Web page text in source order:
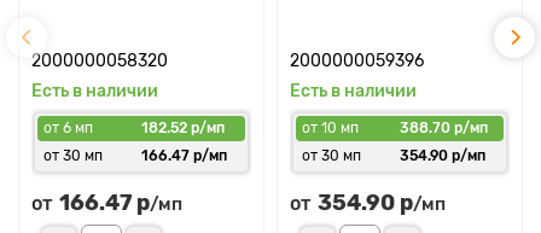
2000000058320
Есть в наличии
от 6 мп
182.52 р/мп
от 30 мп
166.47 р/мп
от 166.47 р/мп
2000000059396
Есть в наличии
от 10 мп
388.70 р/мп
от 30 мп
354.90 р/мп
от 354.90 р/мп